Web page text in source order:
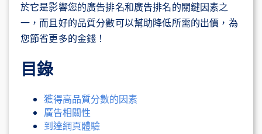
於它是影響您的廣告排名和廣告排名的關鍵因素之
一，而且好的品質分數可以幫助降低所需的出價，為
您節省更多的金錢！
目錄
獲得高品質分數的因素
廣告相關性
到達網頁體驗